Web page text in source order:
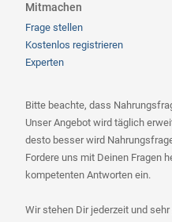
Mitmachen
Frage stellen
Kostenlos registrieren
Experten
Bitte beachte, dass
Unser Angebot wird täglich
desto besser wird
Fordere uns mit Deinen Fragen
kompetenten Antworten ein.
Wir stehen Dir jederzeit und